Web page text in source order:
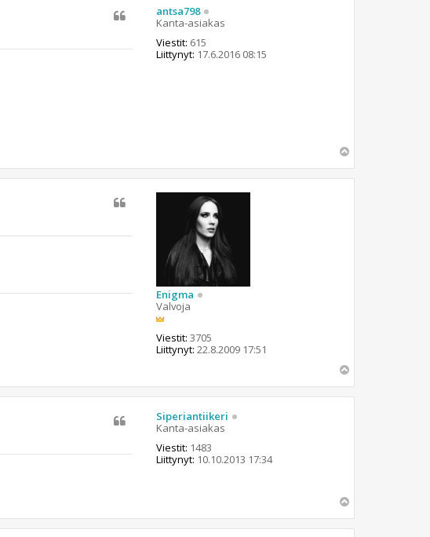
antsa798
Kanta-asiakas
Viestit: 615
Liittynyt: 17.6.2016 08:15
ö
Enigma
Valvoja
Viestit: 3705
Liittynyt: 22.8.2009 17:51
ö
Siperiantiikeri
Kanta-asiakas
Viestit: 1483
Liittynyt: 10.10.2013 17:34
l
ö